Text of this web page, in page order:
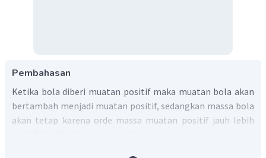
Pembahasan
Ketika bola diberi muatan positif maka muatan bola akan
bertambah menjadi muatan positif, sedangkan massa bola
akan tetap karena orde massa muatan positif jauh lebih